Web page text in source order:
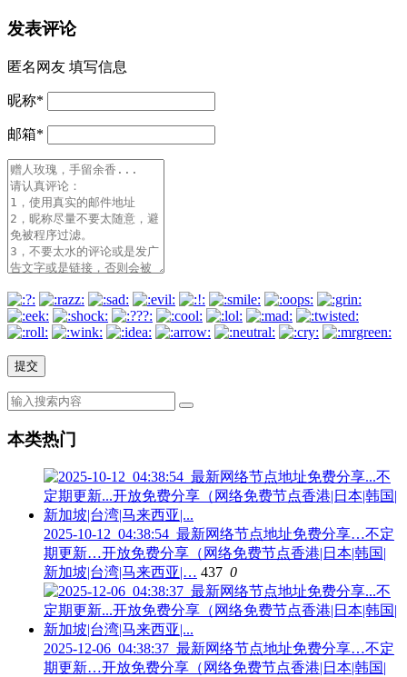
发表评论
匿名网友 填写信息
昵称*
邮箱*
本类热门
2025-10-12_04:38:54_最新网络节点地址免费分享…不定
期更新…开放免费分享（网络免费节点香港|日本|韩国|
新加坡|台湾|马来西亚|… 437 0
2025-12-06_04:38:37_最新网络节点地址免费分享…不定
期更新…开放免费分享（网络免费节点香港|日本|韩国|